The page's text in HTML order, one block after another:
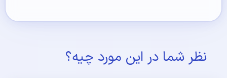
نظر شما در این مورد چیه؟